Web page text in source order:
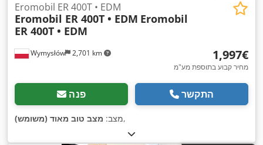
Wymysłów 2,701 km
Eromobil ER 400T • EDM
Eromobil ER 400T • EDM Eromobil
ER 400T • EDM
‏1,997 ‏€
מחיר קבוע בתוספת מע"מ
פנה התקשר
מצב: מצב טוב מאוד (משומש) ,